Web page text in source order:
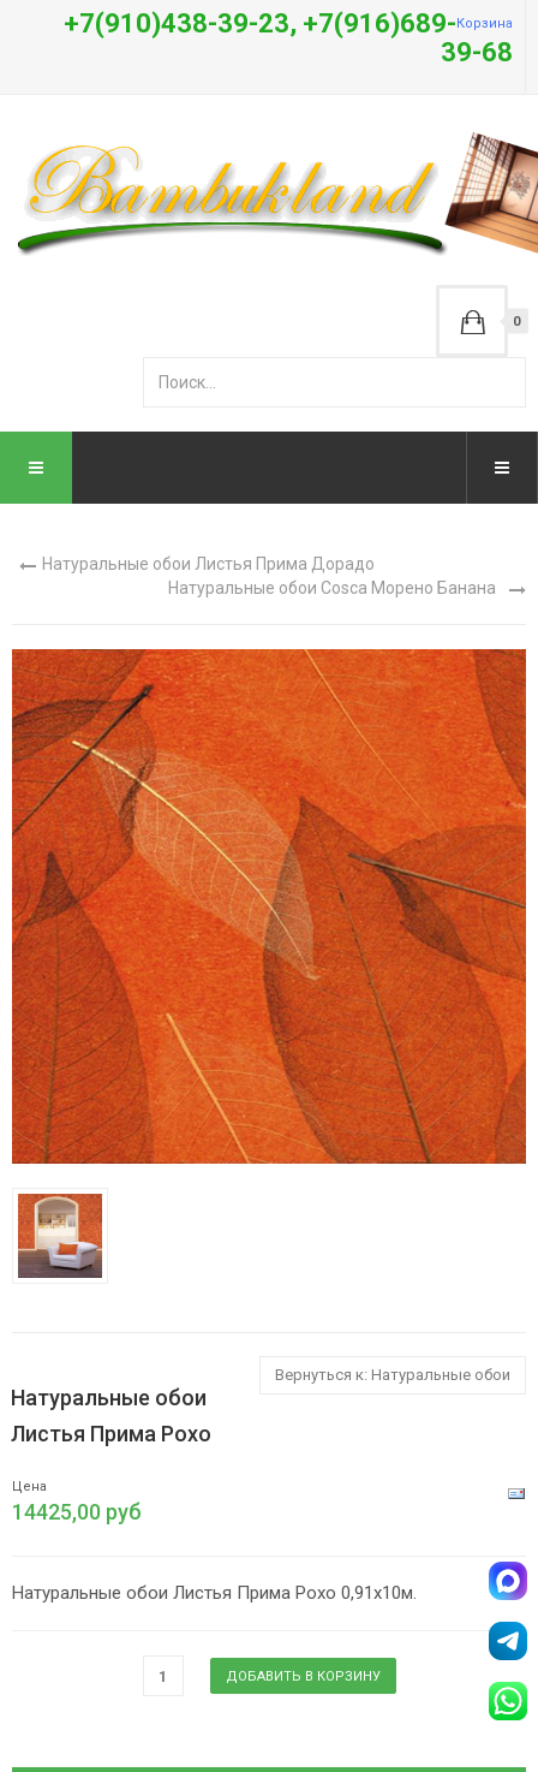
Корзина
+7(910)438-39-23, +7(916)689-
39-68
0
Натуральные обои Листья Прима Дорадо
Натуральные обои Cosca Морено Банана
Вернуться к: Натуральные обои
Натуральные обои
Листья Прима Рохо
Цена
14425,00 руб
Натуральные обои Листья Прима Рохо 0,91х10м.